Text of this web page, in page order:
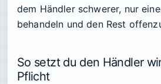
dem Händler schwerer, nur
behandeln und den Rest
So setzt du den Händler
Pflicht